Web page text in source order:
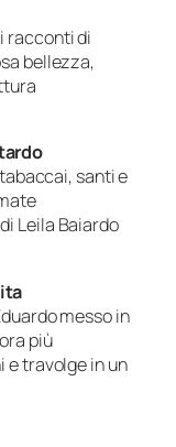
racconti di
bellezza,
santi e
Leila Baiardo
messo in
più
e travolge in un